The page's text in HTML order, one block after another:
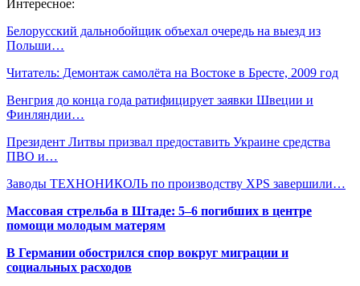
Интересное:
Белорусский дальнобойщик объехал очередь на выезд из
Польши…
Читатель: Демонтаж самолёта на Востоке в Бресте, 2009 год
Венгрия до конца года ратифицирует заявки Швеции и
Финляндии…
Президент Литвы призвал предоставить Украине средства
ПВО и…
Заводы ТЕХНОНИКОЛЬ по производству XPS завершили…
Массовая стрельба в Штаде: 5–6 погибших в центре
помощи молодым матерям
В Германии обострился спор вокруг миграции и
социальных расходов